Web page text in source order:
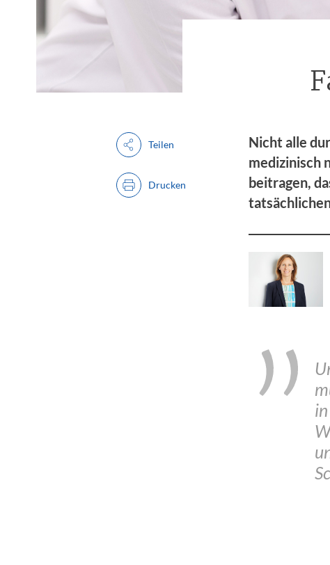
Nicht alle
medizinisch
beitragen,
Teilen
Drucken